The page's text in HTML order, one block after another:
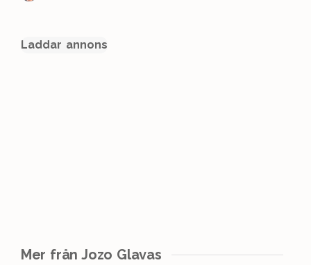
Laddar annons
Mer från Jozo Glavas